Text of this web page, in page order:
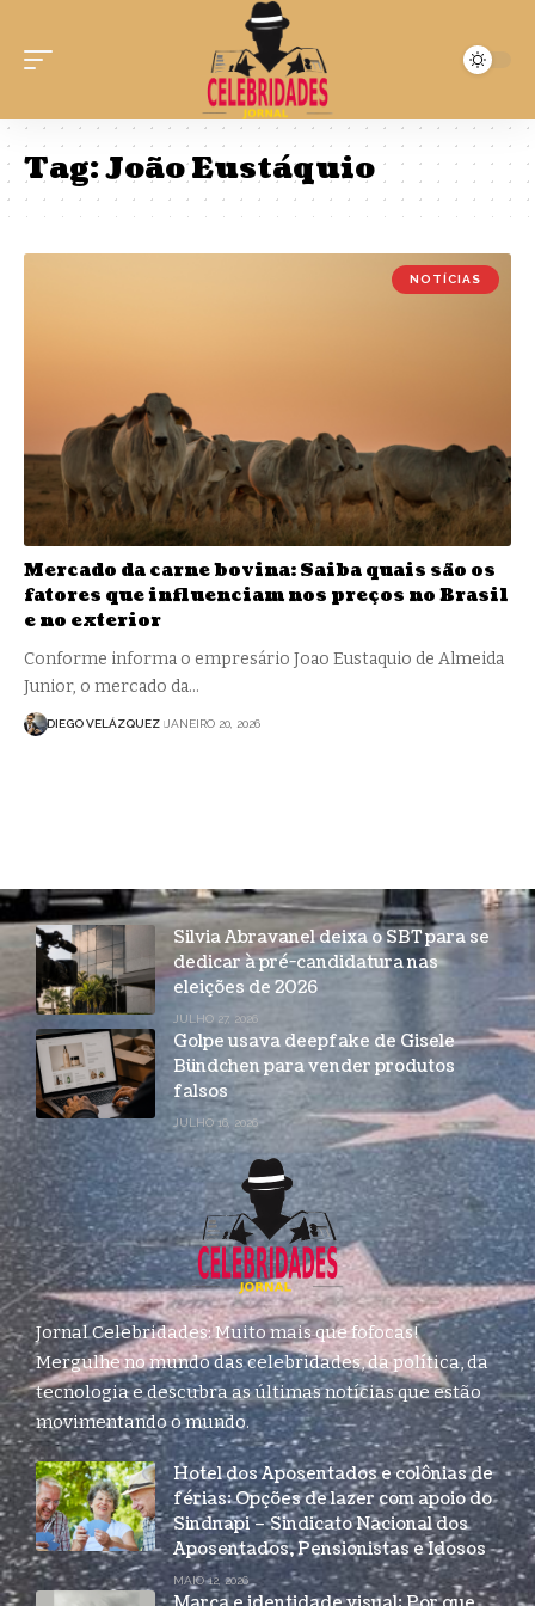
Tag:João Eustáquio
NOTÍCIAS
Mercado da carne bovina: Saiba quais são os
fatores que influenciam nos preços no Brasil
e no exterior
Conforme informa o empresário Joao Eustaquio de Almeida
Junior, o mercado da…
DIEGO VELÁZQUEZ JANEIRO 20, 2026
Silvia Abravanel deixa o SBT para se
dedicar à pré-candidatura nas
eleições de 2026
JULHO 27, 2026
Golpe usava deepfake de Gisele
Bündchen para vender produtos
falsos
JULHO 16, 2026
Jornal Celebridades: Muito mais que fofocas!
Mergulhe no mundo das celebridades, da política, da
tecnologia e descubra as últimas notícias que estão
movimentando o mundo.
Hotel dos Aposentados e colônias de
férias: Opções de lazer com apoio do
Sindnapi – Sindicato Nacional dos
Aposentados, Pensionistas e Idosos
MAIO 12, 2026